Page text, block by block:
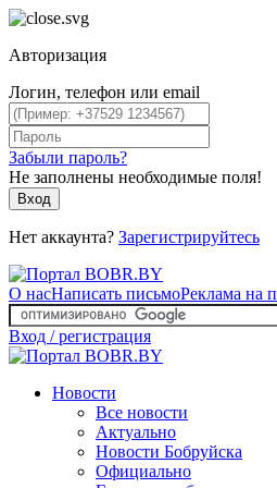
Авторизация
Логин, телефон или email
Забыли пароль?
Не заполнены необходимые поля!
Вход
Нет аккаунта? Зарегистрируйтесь
О насНаписать письмоРеклама на
Вход / регистрация
Новости
Все новости
Актуально
Новости Бобруйска
Официально